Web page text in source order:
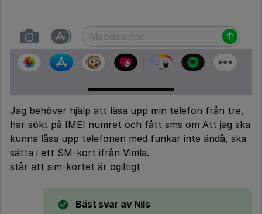
Jag behöver hjälp att läsa upp min telefon från tre,
har sökt på IMEI numret och fått sms om Att jag ska
kunna låsa upp telefonen med funkar inte ändå, ska
sätta i ett SM-kort ifrån Vimla.
står att sim-kortet är ogiltigt
Bäst svar av Nils